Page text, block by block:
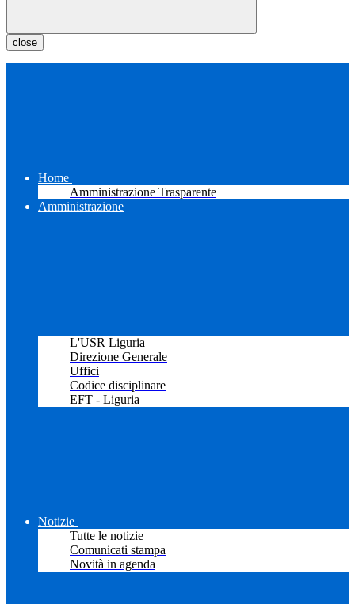
close
Home
Amministrazione Trasparente
Amministrazione
L'USR Liguria
Direzione Generale
Uffici
Codice disciplinare
EFT - Liguria
Notizie
Tutte le notizie
Comunicati stampa
Novità in agenda